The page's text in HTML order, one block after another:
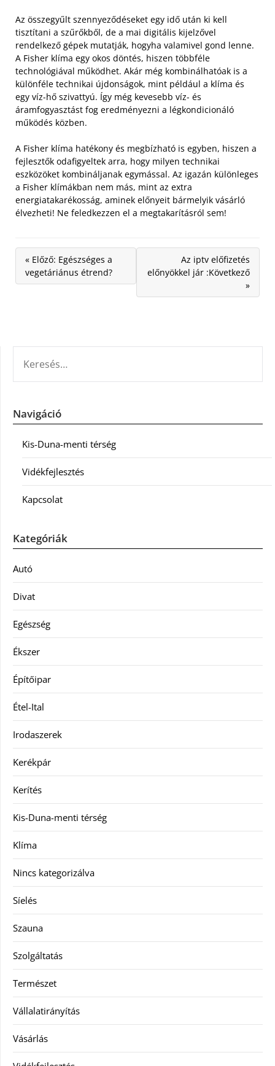
Az összegyűlt szennyeződéseket egy idő után ki kell
tisztítani a szűrőkből, de a mai digitális kijelzővel
rendelkező gépek mutatják, hogyha valamivel gond lenne.
A Fisher klíma egy okos döntés, hiszen többféle
technológiával működhet. Akár még kombinálhatóak is a
különféle technikai újdonságok, mint például a klíma és
egy víz-hő szivattyú. Így még kevesebb víz- és
áramfogyasztást fog eredményezni a légkondicionáló
működés közben.
A Fisher klíma hatékony és megbízható is egyben, hiszen a
fejlesztők odafigyeltek arra, hogy milyen technikai
eszközöket kombináljanak egymással. Az igazán különleges
a Fisher klímákban nem más, mint az extra
energiatakarékosság, aminek előnyeit bármelyik vásárló
élvezheti! Ne feledkezzen el a megtakarításról sem!
« Előző: Egészséges a
vegetáriánus étrend?
Az iptv előfizetés
előnyökkel jár :Következő
»
Navigáció
Kis-Duna-menti térség
Vidékfejlesztés
Kapcsolat
Kategóriák
Autó
Divat
Egészség
Ékszer
Építőipar
Étel-Ital
Irodaszerek
Kerékpár
Kerítés
Kis-Duna-menti térség
Klíma
Nincs kategorizálva
Síelés
Szauna
Szolgáltatás
Természet
Vállalatirányítás
Vásárlás